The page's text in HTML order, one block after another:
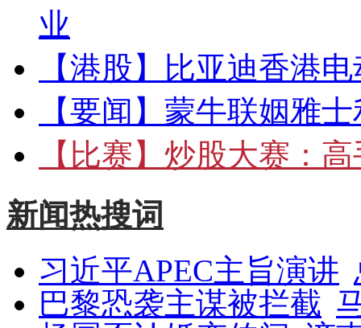
业
【港股】
比亚迪香港
【要闻】 蒙牛联姻雅
【比赛】 炒股大赛：高
新闻热搜词
习近平APEC主旨演讲
巴黎恐袭主谋被拦截